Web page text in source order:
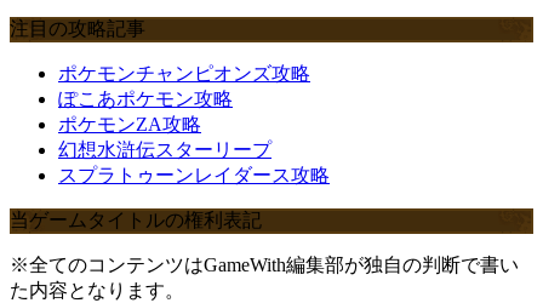
注目の攻略記事
ポケモンチャンピオンズ攻略
ぽこあポケモン攻略
ポケモンZA攻略
幻想水滸伝スターリープ
スプラトゥーンレイダース攻略
当ゲームタイトルの権利表記
※全てのコンテンツはGameWith編集部が独自の判断で書い
た内容となります。